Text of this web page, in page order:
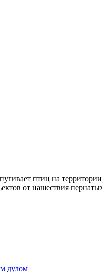
птиц на
от нашествия
дулом